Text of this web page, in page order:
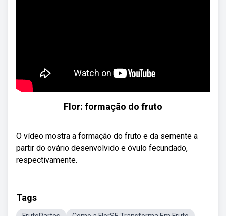
Flor: formação do fruto
O vídeo mostra a formação do fruto e da semente a
partir do ovário desenvolvido e óvulo fecundado,
respectivamente.
Tags